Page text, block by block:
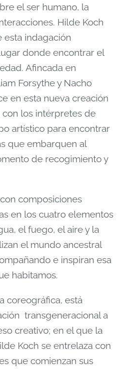
el ser humano, la
Hilde Koch
esta indagación
donde encontrar el
Afincada en
Forsythe y Nacho
en esta nueva creación
los intérpretes de
artístico para encontrar
que embarquen al
de recogimiento y
composiciones
en los cuatro elementos
el fuego, el aire y la
el mundo ancestral
e inspiran esa
habitamos.
coreográfica, está
transgeneracional a
creativo; en el que la
Koch se entrelaza con
que comienzan sus